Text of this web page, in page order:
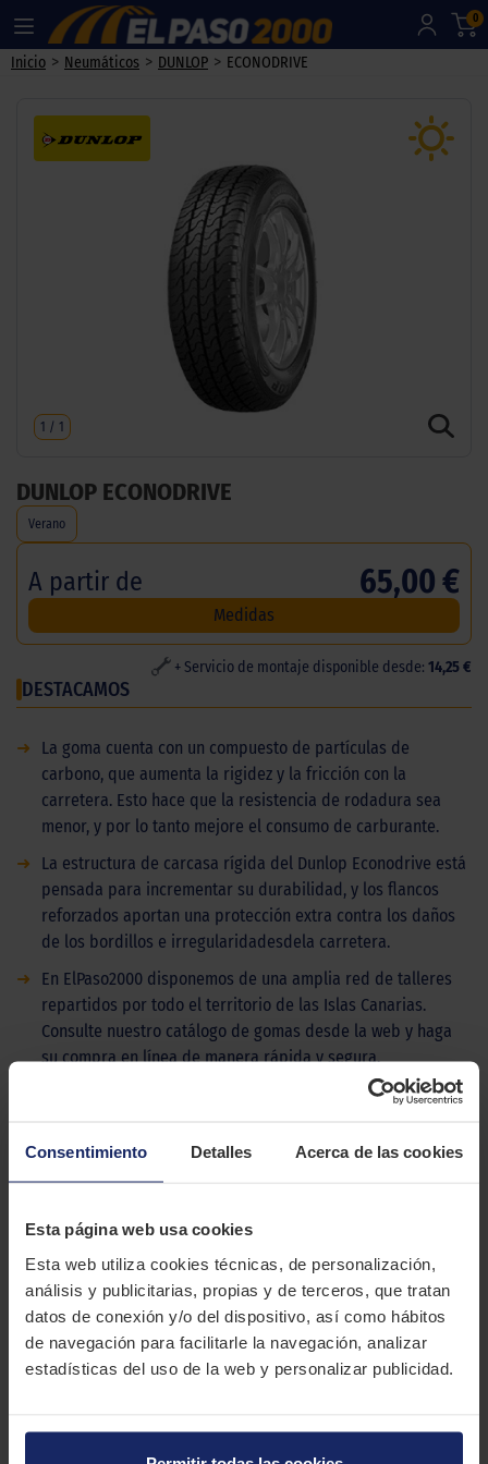
Consentimiento Detalles Acerca de las cookies
Esta página web usa cookies
Esta web utiliza cookies técnicas, de personalización,
análisis y publicitarias, propias y de terceros, que tratan
datos de conexión y/o del dispositivo, así como hábitos
de navegación para facilitarle la navegación, analizar
estadísticas del uso de la web y personalizar publicidad.
0
Inicio > Neumáticos > DUNLOP > ECONODRIVE
1 / 1
DUNLOP ECONODRIVE
Verano
A partir de 65,00 €
Medidas
+ Servicio de montaje disponible desde: 14,25 €
DESTACAMOS
➜
La goma cuenta con un compuesto de partículas de
carbono, que aumenta la rigidez y la fricción con la
carretera. Esto hace que la resistencia de rodadura sea
menor, y por lo tanto mejore el consumo de carburante.
➜
La estructura de carcasa rígida del Dunlop Econodrive está
pensada para incrementar su durabilidad, y los flancos
reforzados aportan una protección extra contra los daños
de los bordillos e irregularidadesdela carretera.
➜
En ElPaso2000 disponemos de una amplia red de talleres
repartidos por todo el territorio de las Islas Canarias.
Consulte nuestro catálogo de gomas desde la web y haga
su compra en línea de manera rápida y segura.
El Dunlop Econodrive es un neumático para furgonetas y
kilometraje con una gran eficiencia energética.
CARACTERÍSTICAS TÉCNICAS
Marca
DUNLOP
Estación
Verano